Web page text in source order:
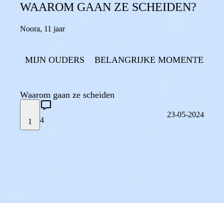
WAAROM GAAN ZE SCHEIDEN?
Noora, 11 jaar
MIJN OUDERS BELANGRIJKE MOMENTEN
Waarom gaan ze scheiden
1 4
23-05-2024